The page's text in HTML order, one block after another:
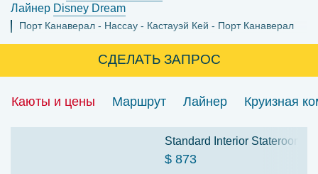
Лайнер Disney Dream
Порт Канаверал Нассау Кастауэй Кей Порт Канаверал
СДЕЛАТЬ ЗАПРОС
Каюты и цены Маршрут Лайнер Круизная
Standard Interior Stateroom:
$ 873